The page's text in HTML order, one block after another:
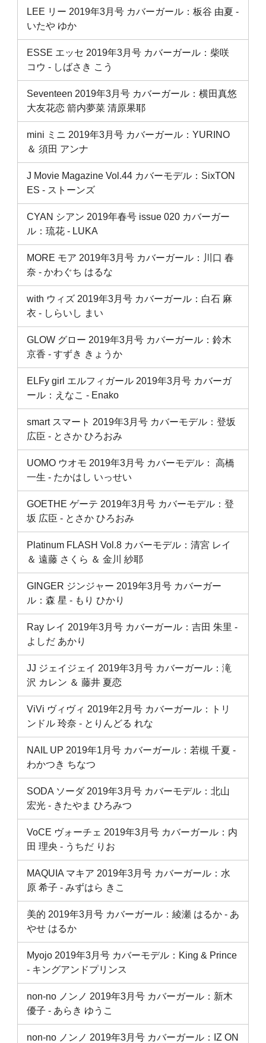
LEE リー 2019年3月号 カバーガール：板谷 由夏 ‐
いたや ゆか
ESSE エッセ 2019年3月号 カバーガール：柴咲
コウ ‐ しばさき こう
Seventeen 2019年3月号 カバーガール：横田真悠
大友花恋 箭内夢菜 清原果耶
mini ミニ 2019年3月号 カバーガール：YURINO
＆ 須田 アンナ
J Movie Magazine Vol.44 カバーモデル：SixTON
ES ‐ ストーンズ
CYAN シアン 2019年春号 issue 020 カバーガー
ル：琉花 ‐ LUKA
MORE モア 2019年3月号 カバーガール：川口 春
奈 ‐ かわぐち はるな
with ウィズ 2019年3月号 カバーガール：白石 麻
衣 ‐ しらいし まい
GLOW グロー 2019年3月号 カバーガール：鈴木
京香 ‐ すずき きょうか
ELFy girl エルフィガール 2019年3月号 カバーガ
ール：えなこ - Enako
smart スマート 2019年3月号 カバーモデル：登坂
広臣 ‐ とさか ひろおみ
UOMO ウオモ 2019年3月号 カバーモデル： 高橋
一生 ‐ たかはし いっせい
GOETHE ゲーテ 2019年3月号 カバーモデル：登
坂 広臣 ‐ とさか ひろおみ
Platinum FLASH Vol.8 カバーモデル：清宮 レイ
＆ 遠藤 さくら ＆ 金川 紗耶
GINGER ジンジャー 2019年3月号 カバーガー
ル：森 星 ‐ もり ひかり
Ray レイ 2019年3月号 カバーガール：吉田 朱里 ‐
よしだ あかり
JJ ジェイジェイ 2019年3月号 カバーガール：滝
沢 カレン ＆ 藤井 夏恋
ViVi ヴィヴィ 2019年2月号 カバーガール：トリ
ンドル 玲奈 ‐ とりんどる れな
NAIL UP 2019年1月号 カバーガール：若槻 千夏 ‐
わかつき ちなつ
SODA ソーダ 2019年3月号 カバーモデル：北山
宏光 ‐ きたやま ひろみつ
VoCE ヴォーチェ 2019年3月号 カバーガール：内
田 理央 ‐ うちだ りお
MAQUIA マキア 2019年3月号 カバーガール：水
原 希子 ‐ みずはら きこ
美的 2019年3月号 カバーガール：綾瀬 はるか ‐ あ
やせ はるか
Myojo 2019年3月号 カバーモデル：King & Prince
‐ キングアンドプリンス
non-no ノンノ 2019年3月号 カバーガール：新木
優子 ‐ あらき ゆうこ
non-no ノンノ 2019年3月号 カバーガール：IZ ON